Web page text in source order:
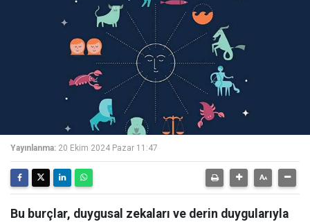
Yayınlanma: 20 Ekim 2024 Pazar 11:47
Bu burçlar, duygusal zekaları ve derin duygularıyla